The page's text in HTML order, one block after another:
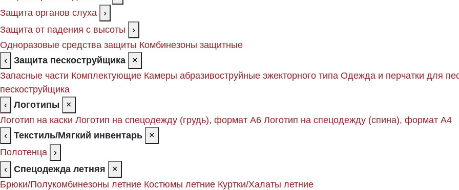
Защита органов слуха
›
Защита от падения с высоты
›
Одноразовые средства защиты Комбинезоны защитные
‹
Защита пескоструйщика
×
Запасные части Комплектующие Камеры абразивоструйные эжекторного типа Одежда и перчатки для
пескоструйщика
‹
Логотипы
×
Логотип на каски Логотип на спецодежду (грудь), формат А6 Логотип на спецодежду (спина), формат А4
‹
Текстиль/Мягкий инвентарь
×
Полотенца
›
‹
Спецодежда летняя
×
Брюки/Полукомбинезоны летние Костюмы летние Куртки/Халаты летние